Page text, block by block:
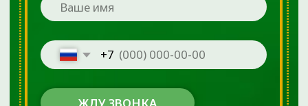
ОГРН 1137232067895
ИНН 7224052230
Материалы, размещенные на данной странице, носят
информационный характер и предназначены для
образовательных целей. Посетители сайта не должны
использовать их в качестве медицинских рекомендаций.
Определение диагноза и выбор методики лечения остается
исключительной прерогативой вашего лечащего врача!
ООО «ДЕМЕТРА» не несёт ответственности за возможные